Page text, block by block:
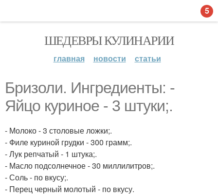
ШЕДЕВРЫ КУЛИНАРИИ
главная новости статьи
Бризоли. Ингредиенты: -
Яйцо куриное - 3 штуки;.
- Молоко - 3 столовые ложки;.
- Филе куриной грудки - 300 грамм;.
- Лук репчатый - 1 штука;.
- Масло подсолнечное - 30 миллилитров;.
- Соль - по вкусу;.
- Перец черный молотый - по вкусу.
5